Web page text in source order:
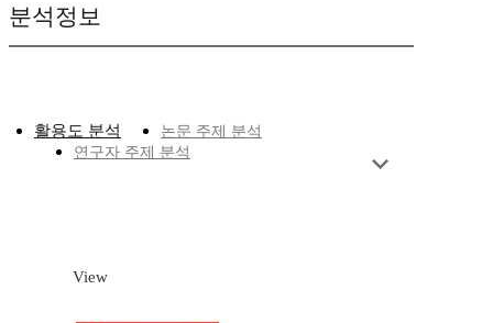
분석정보
활용도 분석
논문 주제 분석
연구자 주제 분석
View